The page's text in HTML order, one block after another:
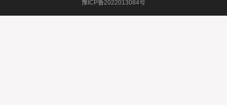
豫ICP备2022013084号